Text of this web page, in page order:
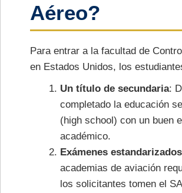
Aéreo?
Para entrar a la facultad de
en Estados Unidos, los
Un título de secundaria:
completado la educación
(high school) con un buen
académico.
Exámenes estandarizados
academias de aviación
los solicitantes tomen el